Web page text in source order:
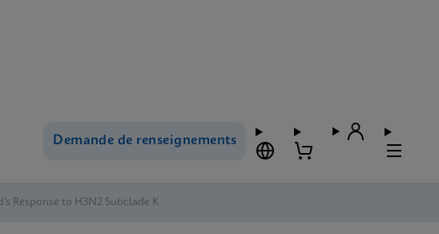
Demande de renseignements
Response to H3N2 Subclade K